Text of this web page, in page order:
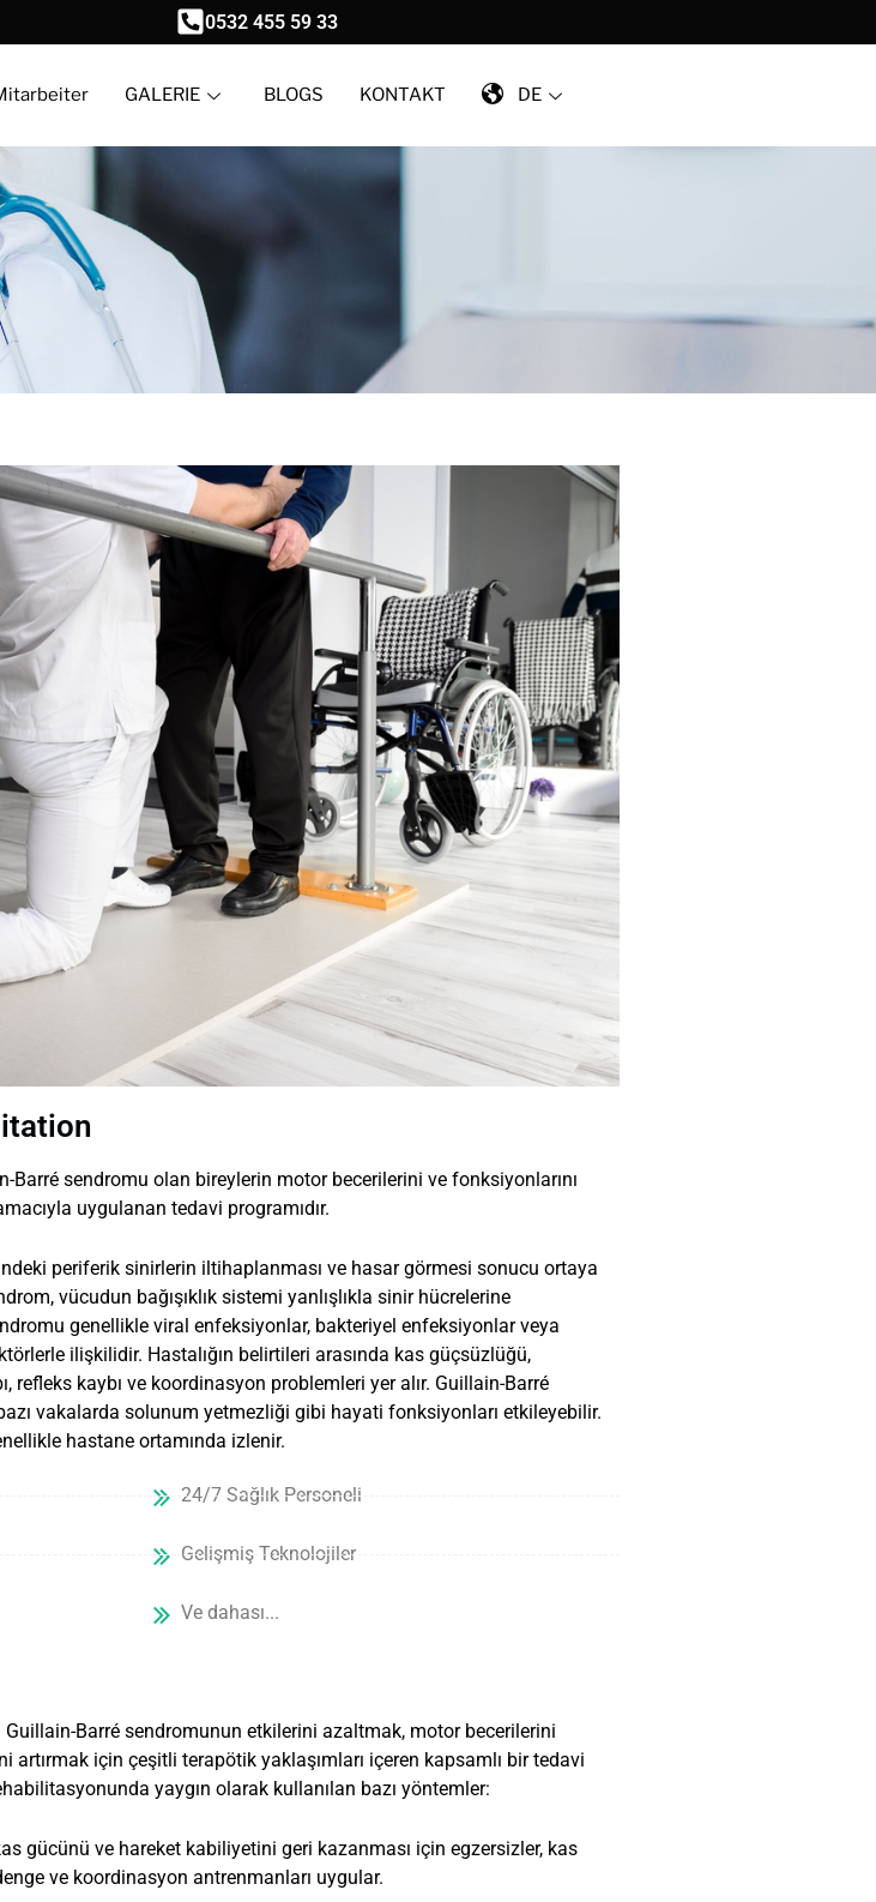
0532 455 59 33
GALERIE BLOGS KONTAKT DE
Barré sendromu olan bireylerin motor becerilerini ve fonksiyonlarını
uygulanan tedavi programıdır.
periferik sinirlerin iltihaplanması ve hasar görmesi sonucu ortaya
vücudun bağışıklık sistemi yanlışlıkla sinir hücrelerine
genellikle viral enfeksiyonlar, bakteriyel enfeksiyonlar veya
ilişkilidir. Hastalığın belirtileri arasında kas güçsüzlüğü,
refleks kaybı ve koordinasyon problemleri yer alır. Guillain-Barré
vakalarda solunum yetmezliği gibi hayati fonksiyonları etkileyebilir.
hastane ortamında izlenir.
24/7 Sağlık Personeli
Gelişmiş Teknolojiler
Ve dahası...
Barré sendromunun etkilerini azaltmak, motor becerilerini
için çeşitli terapötik yaklaşımları içeren kapsamlı bir tedavi
yaygın olarak kullanılan bazı yöntemler:
gücünü ve hareket kabiliyetini geri kazanması için egzersizler, kas
ve koordinasyon antrenmanları uygular.